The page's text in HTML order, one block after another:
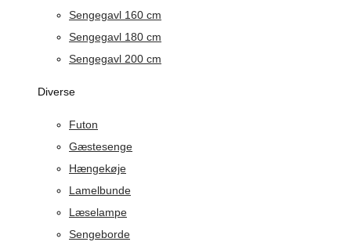
Sengegavl 160 cm
Sengegavl 180 cm
Sengegavl 200 cm
Diverse
Futon
Gæstesenge
Hængekøje
Lamelbunde
Læselampe
Sengeborde